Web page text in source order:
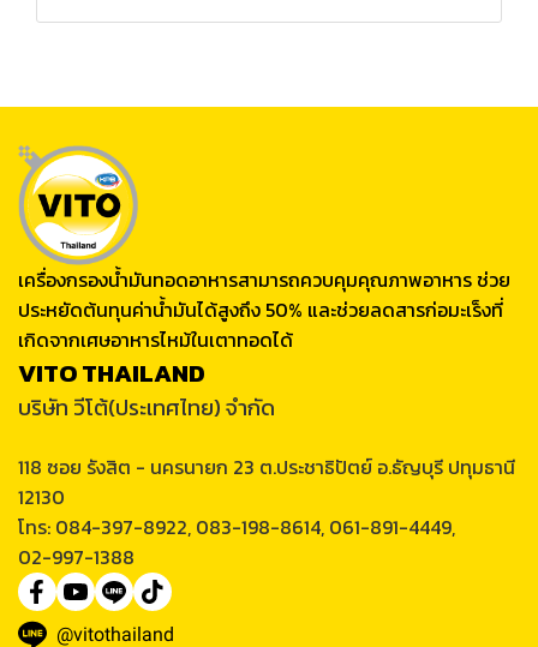
เครื่องกรองน้ำมันทอดอาหารสามารถควบคุมคุณภาพอาหาร ช่วย
ประหยัดต้นทุนค่าน้ำมันได้สูงถึง 50% และช่วยลดสารก่อมะเร็งที่
เกิดจากเศษอาหารไหม้ในเตาทอดได้
VITO THAILAND
บริษัท วีโต้(ประเทศไทย) จำกัด
118 ซอย รังสิต - นครนายก 23 ต.ประชาธิปัตย์ อ.ธัญบุรี ปทุมธานี
12130
โทร: 084-397-8922, 083-198-8614, 061-891-4449,
02-997-1388
@vitothailand